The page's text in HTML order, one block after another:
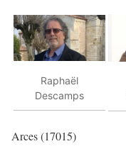
Raphaël
Descamps
Arces (17015)